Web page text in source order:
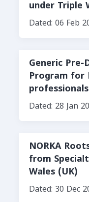
under Triple
Dated: 06 Feb
Generic
Program for
professionals
Dated: 28 Jan
NORKA
from
Wales (UK)
Dated: 30 Dec